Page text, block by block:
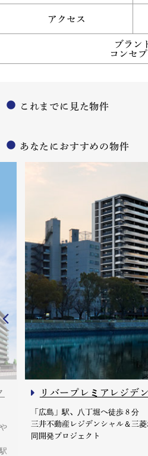
アクセス
ブラン
コンセプ
これまでに見た物件
あなたにおすすめの物件
リバープレミアレジデ
「広島」駅、八丁堀へ徒歩８分
三井不動産レジデンシャル＆三
同開発プロジェクト